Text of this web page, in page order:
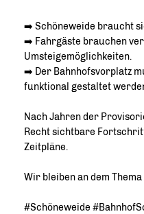
➡️ Schöneweide braucht
➡️ Fahrgäste brauchen
Umsteigemöglichkeiten.
➡️ Der Bahnhofsvorplatz
funktional gestaltet
Nach Jahren der
Recht sichtbare
Zeitpläne.
Wir bleiben an dem
#Schöneweide